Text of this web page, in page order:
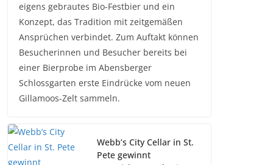
eigens gebrautes Bio-Festbier und ein
Konzept, das Tradition mit zeitgemäßen
Ansprüchen verbindet. Zum Auftakt können
Besucherinnen und Besucher bereits bei
einer Bierprobe im Abensberger
Schlossgarten erste Eindrücke vom neuen
Gillamoos-Zelt sammeln.
Webb’s City Cellar in St.
Pete gewinnt